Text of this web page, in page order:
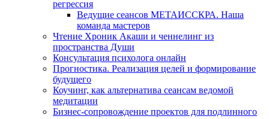
регрессия
Ведущие сеансов МЕТАИССКРА. Наша
команда мастеров
Чтение Хроник Акаши и ченнелинг из
пространства Души
Консультация психолога онлайн
Прогностика. Реализация целей и формирование
будущего
Коучинг, как альтернатива сеансам ведомой
медитации
Бизнес-сопровождение проектов для подлинного